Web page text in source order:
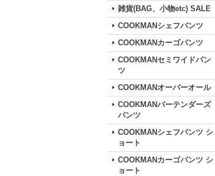
雑貨(BAG、小物etc) SALE
COOKMANシェフパンツ
COOKMANカーゴパンツ
COOKMANセミワイドパン
ツ
COOKMANオーバーオール
COOKMANバーテンダーズ
パンツ
COOKMANシェフパンツ シ
ョート
COOKMANカーゴパンツ シ
ョート